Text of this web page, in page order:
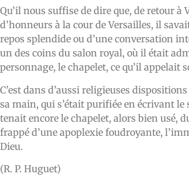
Qu’il nous suffise de dire que, de retour à
d’honneurs à la cour de Versailles, il
repos splendide ou d’une conversation
un des coins du salon royal, où il était
personnage, le chapelet, ce qu’il appelait
C’est dans d’aussi religieuses
sa main, qui s’était purifiée en écrivant le
tenait encore le chapelet, alors bien usé,
frappé d’une apoplexie foudroyante,
Dieu.
(R. P. Huguet)